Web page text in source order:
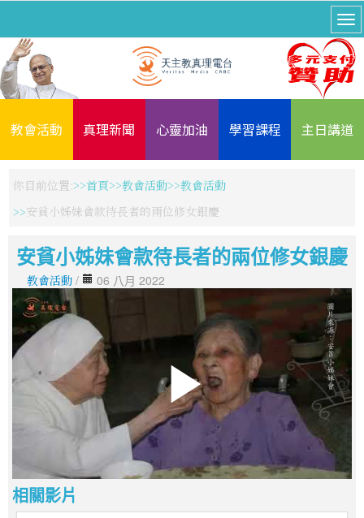
教會活動 真理新聞 心靈加油 學習課程 主日講道
你目前位置: 首頁 教會活動
教會活動
安貧小姊妹會款待長者的兩位修女銀慶
安貧小姊妹會款待長者的兩位修女銀慶
教會活動 / 06 八月 2022
相關影片